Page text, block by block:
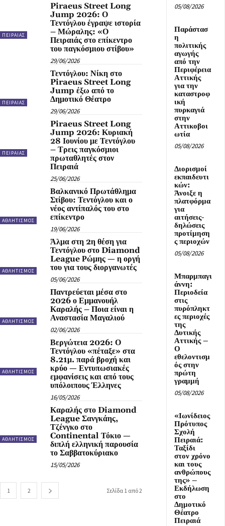
ΠΕΙΡΑΙΑΣ
Piraeus Street Long
Jump 2026: Ο
Τεντόγλου έγραψε ιστορία
– Μώραλης: «Ο
Πειραιάς στο επίκεντρο
του παγκόσμιου στίβου»
29/06/2026
ΠΕΙΡΑΙΑΣ
Τεντόγλου: Νίκη στο
Piraeus Street Long
Jump έξω από το
Δημοτικό Θέατρο
29/06/2026
ΠΕΙΡΑΙΑΣ
Piraeus Street Long
Jump 2026: Κυριακή
28 Ιουνίου με Τεντόγλου
– Τρεις παγκόσμιοι
πρωταθλητές στον
Πειραιά
25/06/2026
ΑΘΛΗΤΙΣΜΟΣ
Βαλκανικό Πρωτάθλημα
Στίβου: Τεντόγλου και ο
νέος αντίπαλός του στο
επίκεντρο
19/06/2026
ΑΘΛΗΤΙΣΜΟΣ
Άλμα στη 2η θέση για
Τεντόγλου στο Diamond
League Ρώμης — η οργή
του για τους διοργανωτές
05/06/2026
ΑΘΛΗΤΙΣΜΟΣ
Παντρεύεται μέσα στο
2026 ο Εμμανουήλ
Καραλής – Ποια είναι η
Αναστασία Μαγαλιού
02/06/2026
ΑΘΛΗΤΙΣΜΟΣ
Βεργώτεια 2026: Ο
Τεντόγλου «πέταξε» στα
8.21μ. παρά βροχή και
κρύο — Εντυπωσιακές
εμφανίσεις και από τους
υπόλοιπους Έλληνες
16/05/2026
ΑΘΛΗΤΙΣΜΟΣ
Καραλής στο Diamond
League Σανγκάης,
Τζένγκο στο
Continental Τόκιο —
διπλή ελληνική παρουσία
το Σαββατοκύριακο
15/05/2026
1 2 Σελίδα 1 από 2
05/08/2026
Παράστασ
η
πολιτικής
αγωγής
από την
Περιφέρεια
Αττικής
για την
καταστροφ
ική
πυρκαγιά
στην
Αττικοβοι
ωτία
05/08/2026
Διορισμοί
εκπαιδευτι
κών:
Άνοιξε η
πλατφόρμα
για
αιτήσεις-
δηλώσεις
προτίμηση
ς περιοχών
05/08/2026
Μπαρμπαγι
άννη:
Περιοδεία
στις
πυρόπληκτ
ες περιοχές
της
Δυτικής
Αττικής –
Ο
εθελοντισμ
ός στην
πρώτη
γραμμή
05/08/2026
«Ιωνίδειος
Πρότυπος
Σχολή
Πειραιά:
Ταξίδι
στον χρόνο
και τους
ανθρώπους
της» –
Εκδήλωση
στο
Δημοτικό
Θέατρο
Πειραιά